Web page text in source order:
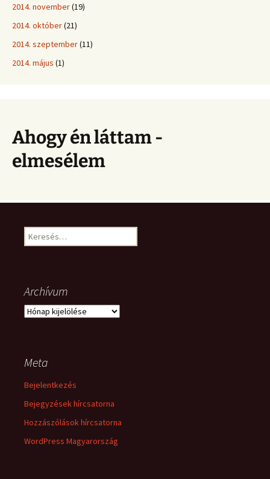
2014. november(19)
2014. október(21)
2014. szeptember(11)
2014. május (1)
Ahogy én láttam -
elmesélem
Keresés:
Archívum
Archívum
Meta
Bejelentkezés
Bejegyzések hírcsatorna
Hozzászólások hírcsatorna
WordPress Magyarország